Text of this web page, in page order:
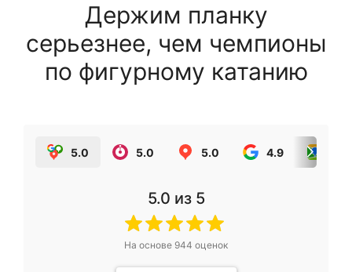
Держим планку
серьезнее, чем чемпионы
по фигурному катанию
5.0 5.0 5.0 4.9
5.0 из 5
На основе 944 оценок